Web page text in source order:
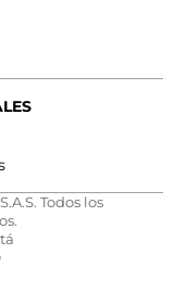
Todos los